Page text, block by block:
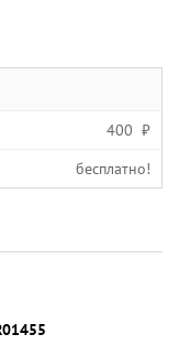
400 ₽
бесплатно!